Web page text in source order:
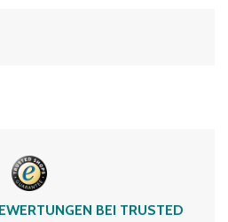
BEI TRUSTED